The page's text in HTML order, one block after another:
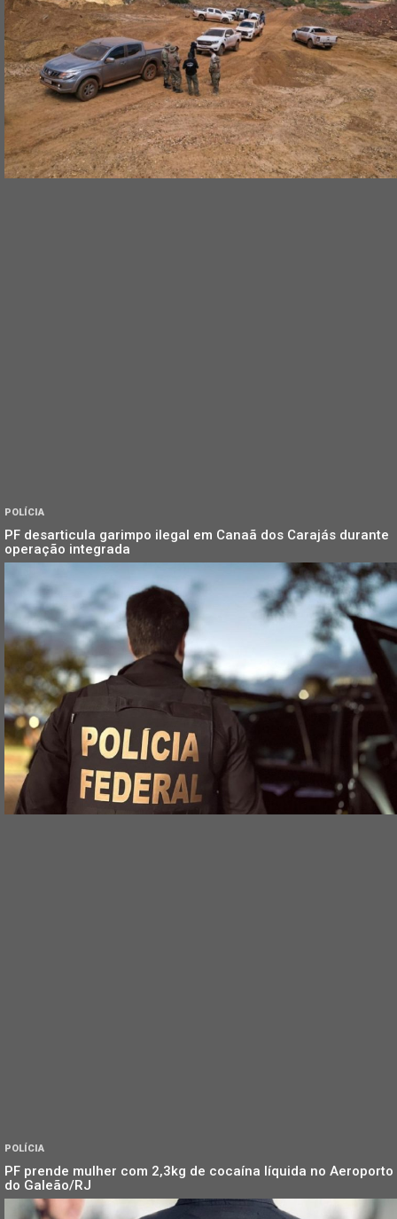
POLÍCIA
PF desarticula garimpo ilegal em Canaã dos Carajás durante
operação integrada
POLÍCIA
PF prende mulher com 2,3kg de cocaína líquida no Aeroporto
do Galeão/RJ